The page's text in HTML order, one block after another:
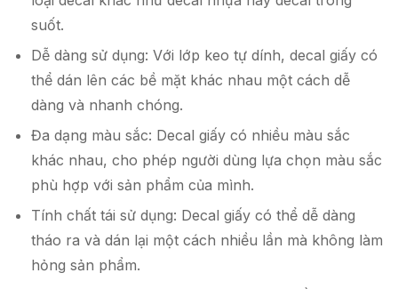
suốt.
Dễ dàng sử dụng: Với lớp keo tự dính, decal giấy có
thể dán lên các bề mặt khác nhau một cách dễ
dàng và nhanh chóng.
Đa dạng màu sắc: Decal giấy có nhiều màu sắc
khác nhau, cho phép người dùng lựa chọn màu sắc
phù hợp với sản phẩm của mình.
Tính chất tái sử dụng: Decal giấy có thể dễ dàng
tháo ra và dán lại một cách nhiều lần mà không làm
hỏng sản phẩm.